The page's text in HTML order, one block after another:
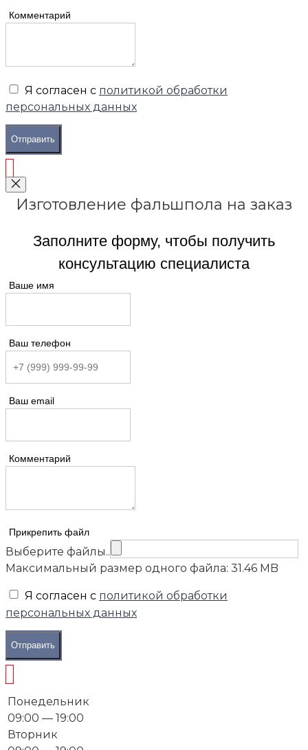
Комментарий
Я согласен с политикой обработки
персональных данных
Отправить
Изготовление фальшпола на заказ
Заполните форму, чтобы получить
консультацию специалиста
Ваше имя
Ваш телефон
Ваш email
Комментарий
Прикрепить файл
Выберите файлы..
Максимальный размер одного файла: 31.46 MB
Я согласен с политикой обработки
персональных данных
Отправить
Понедельник
09:00 — 19:00
Вторник